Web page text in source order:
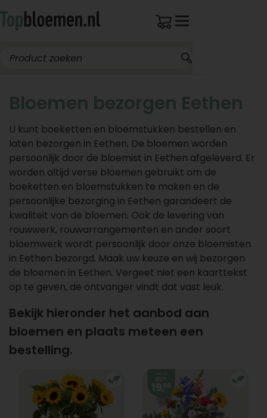
Bloemen bezorgen Eethen
U kunt boeketten en bloemstukken bestellen en
laten bezorgen in Eethen. De bloemen worden
persoonlijk door de bloemist in Eethen afgeleverd. Er
worden altijd verse bloemen gebruikt om de
boeketten en bloemstukken te maken en de
persoonlijke bezorging in Eethen garandeert de
kwaliteit van de bloemen. Ook de levering van
rouwwerk, rouwarrangementen en ander soort
bloemwerk wordt persoonlijk door onze bloemisten
in Eethen bezorgd. Maak uw keuze en wij bezorgen
de bloemen in Eethen. Vergeet niet een kaarttekst
op te geven, de ontvanger vindt dat vast leuk.
Bekijk hieronder het aanbod aan
bloemen en plaats meteen een
bestelling.